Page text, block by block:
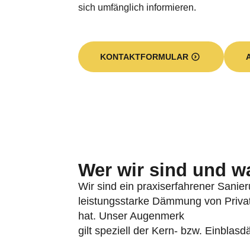
sich umfänglich informieren.
KONTAKTFORMULAR
Wer wir sind und
Wir sind ein praxiserfahrener
leistungsstarke Dämmung von
hat. Unser Augenmerk
gilt speziell der Kern- bzw.